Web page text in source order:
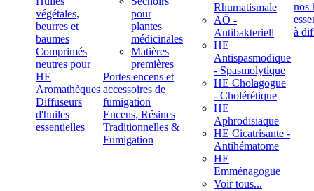
végétales,
beurres et
baumes
Comprimés
neutres pour
HE
Aromathèques
Diffuseurs
d'huiles
essentielles
pour
plantes
médicinales
Matières
premières
Portes encens et
accessoires de
fumigation
Encens, Résines
Traditionnelles &
Fumigation
Rhumatismale
ÄÖ -
Antibakteriell
HE
Antispasmodique
- Spasmolytique
HE Cholagogue
- Cholérétique
HE
Aphrodisiaque
HE Cicatrisante -
Antihématome
HE
Emménagogue
Voir tous...